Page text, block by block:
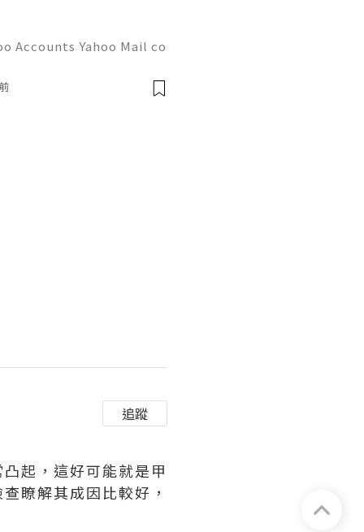
Accounts Yahoo Mail co
and online a
追蹤
起，這好可能就是甲
瞭解其成因比較好，